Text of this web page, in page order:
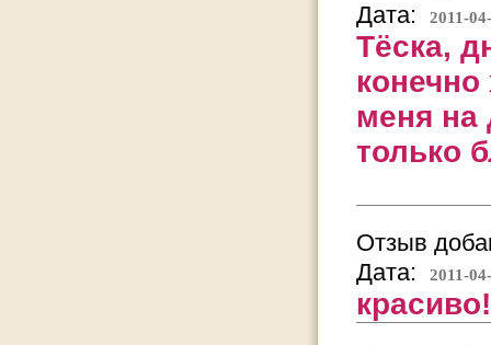
Дата:
2011-
Тёска,
меня на
только
Отзыв
Дата:
2011-